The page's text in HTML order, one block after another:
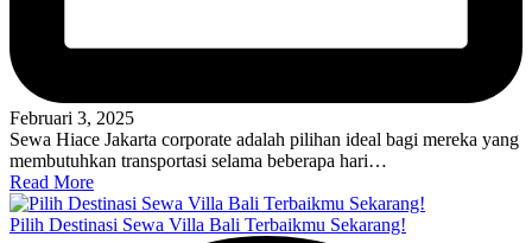
Februari 3, 2025
Sewa Hiace Jakarta corporate adalah pilihan ideal bagi mereka yang
membutuhkan transportasi selama beberapa hari…
Read More
Pilih Destinasi Sewa Villa Bali Terbaikmu Sekarang!